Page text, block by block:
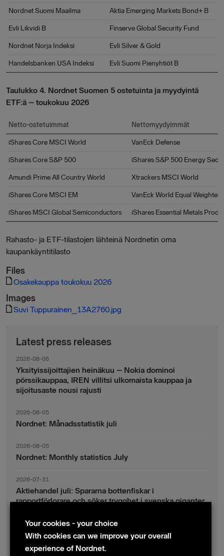
Nordnet Suomi Maailma Aktia Emerging Markets Bond+ B
Evli Likvidi B Finserve Global Security Fund
Nordnet Norja Indeksi Evli Silver & Gold
Handelsbanken USA Indeksi Evli Suomi Pienyhtiöt B
Taulukko 4. Nordnet Suomen 5 ostetuinta ja myydyintä
ETF:ä – toukokuu 2026
Netto-ostetuimmat Nettomyydyimmät
iShares Core MSCI World VanEck Defense
iShares Core S&P 500 iShares S&P 500 Energy
Amundi Prime All Country World Xtrackers MSCI World
iShares Core MSCI EM VanEck World Equal Weighted
iShares MSCI Global Semiconductors iShares Essential Metals
Rahasto- ja ETF-tilastojen lähteinä Nordnetin oma
kaupankäyntitilasto
Files
Osakekauppa toukokuu 2026
Images
Suvi Tuppurainen_13A2760.jpg
Latest press releases
2026-08-06
Yksityissijoittajien heinäkuu – Nokia dominoi
pörssikauppaa, IREN villitsi ulkomaista kauppaa ja
sijoitusaste nousi rajusti
2026-08-05
Nordnet: Månadsstatistik juli
2026-08-05
Nordnet: Monthly statistics July
2026-07-31
Aktiehandel juli: Spararna bottenfiskar i
rapportförlorare och söker trygghet i svenska giganter
2026-07-30
Fondsparande juli: Vinsthemtagningar i teknik – men
indexsparandet ligger fast
Your cookies - your choice
With cookies can we improve your overall
experience of Nordnet.